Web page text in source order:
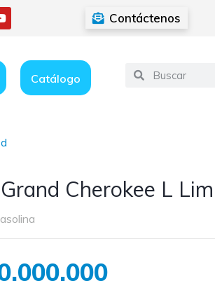
Contáctenos
Catálogo
Grand Cherokee L